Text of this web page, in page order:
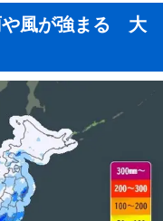
や風が強まる 大